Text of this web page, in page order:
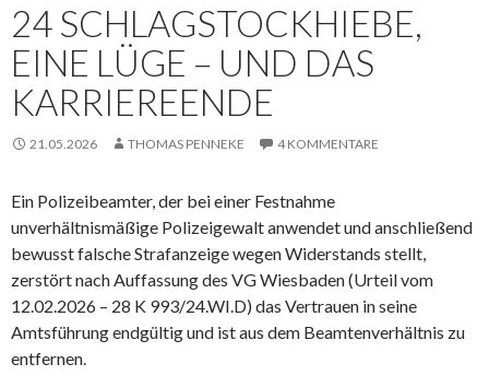
24 SCHLAGSTOCKHIEBE,
EINE LÜGE – UND DAS
KARRIEREENDE
21.05.2026 THOMAS PENNEKE 4 KOMMENTARE
Ein Polizeibeamter, der bei einer Festnahme
unverhältnismäßige Polizeigewalt anwendet und anschließend
bewusst falsche Strafanzeige wegen Widerstands stellt,
zerstört nach Auffassung des VG Wiesbaden (Urteil vom
12.02.2026 – 28 K 993/24.WI.D) das Vertrauen in seine
Amtsführung endgültig und ist aus dem Beamtenverhältnis zu
entfernen.